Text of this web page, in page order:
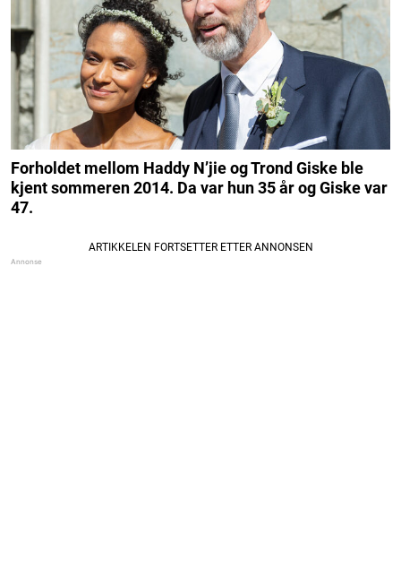
Forholdet mellom Haddy N’jie og Trond Giske ble
kjent sommeren 2014. Da var hun 35 år og Giske var
47.